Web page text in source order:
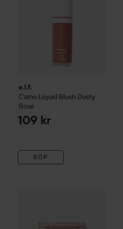
e.l.f.
Camo Liquid Blush Dusty
Rosé
109 kr
KÖP